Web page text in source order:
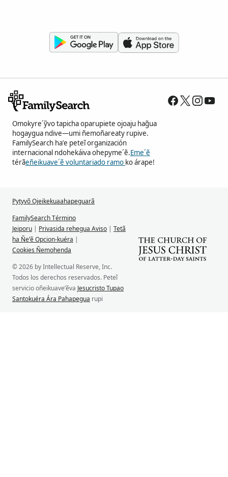
Omokyre´ỹvo tapicha oparupiete ojoaju hag̃ua
hogaygua ndive—umi ñemoñareaty rupive.
FamilySearch ha’e peteĩ organización
internacional ndohekáiva ohepyme´ẽ.Eme´ẽ
térãeñeikuave´ẽ voluntariado ramo ko árape!
Pytyvõ Ojeikekuaahapeguarã
FamilySearch Término
Jeiporu | Privasida rehegua Aviso | Tetã
ha Ñe’ẽ Opcion-kuéra |
Cookies Ñemohenda
© 2026 by Intellectual Reserve, Inc.
Todos los derechos reservados. Peteĩ
servicio oñeikuave’ẽva Jesucristo Tupao
Santokuéra Ára Pahapegua rupi